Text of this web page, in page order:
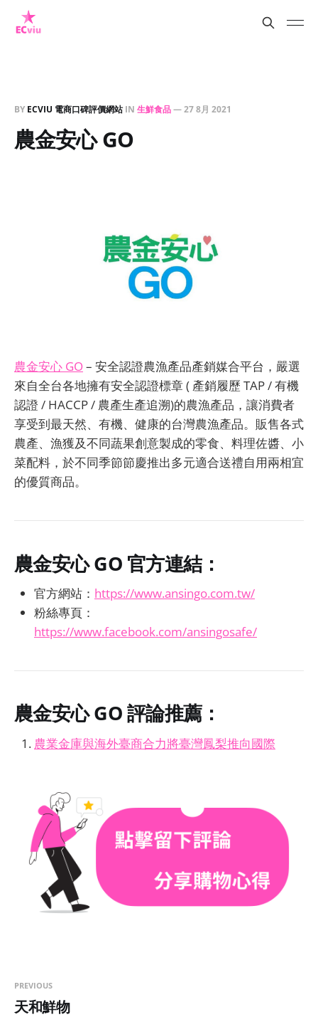
BY ECVIU 電商口碑評價網站IN 生鮮食品—27 8月 2021
農金安心 GO
農金安心 GO– 安全認證農漁產品產銷媒合平台，嚴選
來自全台各地擁有安全認證標章 ( 產銷履歷 TAP / 有機
認證 / HACCP / 農產生產追溯)的農漁產品，讓消費者
享受到最天然、有機、健康的台灣農漁產品。販售各式
農產、漁獲及不同蔬果創意製成的零食、料理佐醬、小
菜配料，於不同季節節慶推出多元適合送禮自用兩相宜
的優質商品。
農金安心 GO 官方連結：
官方網站： https://www.ansingo.com.tw/
粉絲專頁：
https://www.facebook.com/ansingosafe/
農金安心 GO評論推薦：
農業金庫與海外臺商合力將臺灣鳳梨推向國際
PREVIOUS
天和鮮物